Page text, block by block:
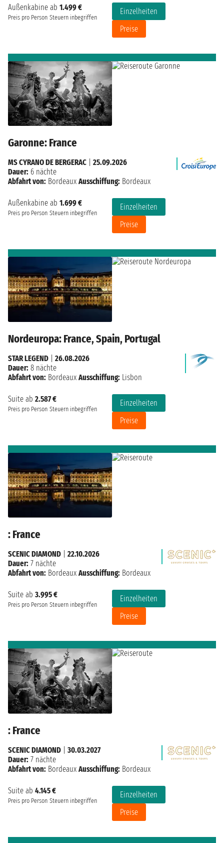
Außenkabine ab 1.499 €
Preis pro Person Steuern inbegriffen
Einzelheiten
Preise
Garonne: France
Außenkabine ab 1.699 €
Preis pro Person Steuern inbegriffen
Einzelheiten
Preise
MS CYRANO DE BERGERAC
25.09.2026
Dauer: 6 nächte
Abfahrt von: Bordeaux Ausschiffung: Bordeaux
Nordeuropa: France, Spain, Portugal
Suite ab 2.587 €
Preis pro Person Steuern inbegriffen
Einzelheiten
Preise
STAR LEGEND
26.08.2026
Dauer: 8 nächte
Abfahrt von: Bordeaux Ausschiffung: Lisbon
: France
Suite ab 3.995 €
Preis pro Person Steuern inbegriffen
Einzelheiten
Preise
SCENIC DIAMOND
22.10.2026
Dauer: 7 nächte
Abfahrt von: Bordeaux Ausschiffung: Bordeaux
: France
Suite ab 4.145 €
Preis pro Person Steuern inbegriffen
Einzelheiten
Preise
SCENIC DIAMOND
30.03.2027
Dauer: 7 nächte
Abfahrt von: Bordeaux Ausschiffung: Bordeaux